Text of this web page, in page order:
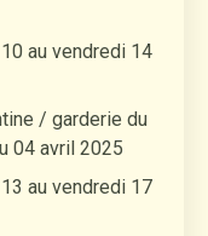
10 au vendredi 14
/ garderie du
04 avril 2025
13 au vendredi 17